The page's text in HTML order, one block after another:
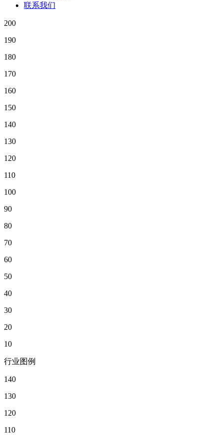
联系我们
200
190
180
170
160
150
140
130
120
110
100
90
80
70
60
50
40
30
20
10
行业图例
140
130
120
110